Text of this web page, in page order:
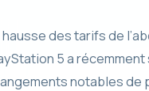
hausse des tarifs de
5 a
notables de